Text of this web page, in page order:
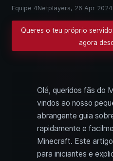
Equipe 4Netplayers, 26 Apr 2024
Queres o teu próprio
agora
Olá, queridos fãs do
vindos ao nosso
abrangente guia
rapidamente e
Minecraft. Este
para iniciantes e